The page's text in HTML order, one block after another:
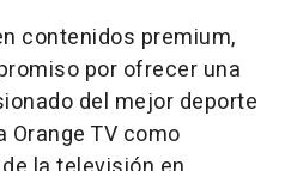
contenidos premium,
por ofrecer una
del mejor deporte
Orange TV como